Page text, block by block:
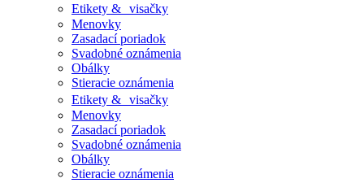
Etikety & visačky
Menovky
Zasadací poriadok
Svadobné oznámenia
Obálky
Stieracie oznámenia
Etikety & visačky
Menovky
Zasadací poriadok
Svadobné oznámenia
Obálky
Stieracie oznámenia